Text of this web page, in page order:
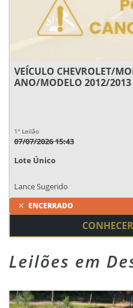
VEÍCULO CHEVROLET/
ANO/MODELO 2012/2013
1° Leilão
07/07/2026 15:43
Lote Único
Lance Sugerido
ENCERRADO
Leilões em